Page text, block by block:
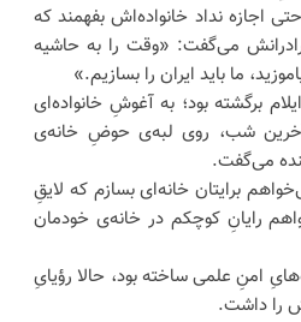
اجازه نداد خانواده‌اش بفهمند که
می‌گفت: «وقت را به حاشیه
ما باید ایران را بسازیم.»
برگشته بود؛ به آغوشِ خانواده‌ای
آخرین شب، روی لبه‌ی حوضِ خانه‌ی
می‌گفت.
برایتان خانه‌ای بسازم که لایقِ
رایانِ کوچکم در خانه‌ی خودمان
امنِ علمی ساخته بود، حالا رؤیایِ
را داشت.